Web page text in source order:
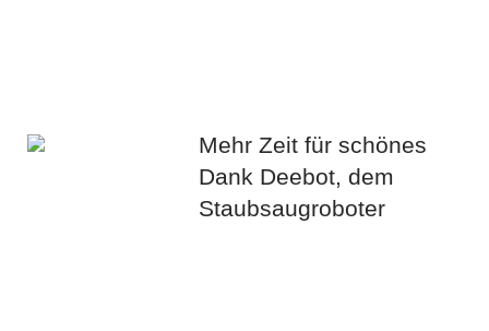
Mehr Zeit für schönes
Dank Deebot, dem
Staubsaugroboter